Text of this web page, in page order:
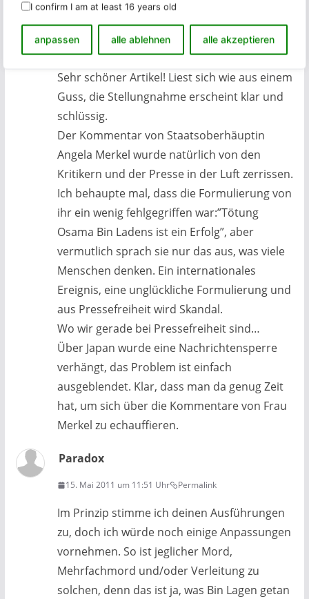
I confirm I am at least 16 years old
anpassen alle ablehnen alle akzeptieren
Lothar Loewe
Sehr schöner Artikel! Liest sich wie aus einem
Guss, die Stellungnahme erscheint klar und
schlüssig.
Der Kommentar von Staatsoberhäuptin
Angela Merkel wurde natürlich von den
Kritikern und der Presse in der Luft zerrissen.
Ich behaupte mal, dass die Formulierung von
ihr ein wenig fehlgegriffen war:”Tötung
Osama Bin Ladens ist ein Erfolg”, aber
vermutlich sprach sie nur das aus, was viele
Menschen denken. Ein internationales
Ereignis, eine unglückliche Formulierung und
aus Pressefreiheit wird Skandal.
Wo wir gerade bei Pressefreiheit sind…
Über Japan wurde eine Nachrichtensperre
verhängt, das Problem ist einfach
ausgeblendet. Klar, dass man da genug Zeit
hat, um sich über die Kommentare von Frau
Merkel zu echauffieren.
Paradox
15. Mai 2011 um 11:51 Uhr Permalink
Im Prinzip stimme ich deinen Ausführungen
zu, doch ich würde noch einige Anpassungen
vornehmen. So ist jeglicher Mord,
Mehrfachmord und/oder Verleitung zu
solchen, denn das ist ja, was Bin Lagen getan